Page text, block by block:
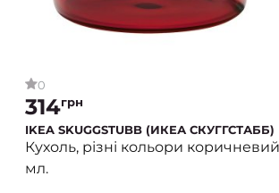
0
314грн
IKEA SKUGGSTUBB (ИКЕА СКУГГСТАББ)
Кухоль, різні кольори
мл.